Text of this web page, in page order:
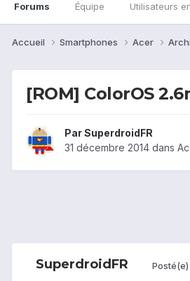
Forums Équipe Utilisateurs
Accueil Smartphones Acer
[ROM] ColorOS
ParSuperdroidFR
31 décembre 2014 dans
SuperdroidFR Posté(e)